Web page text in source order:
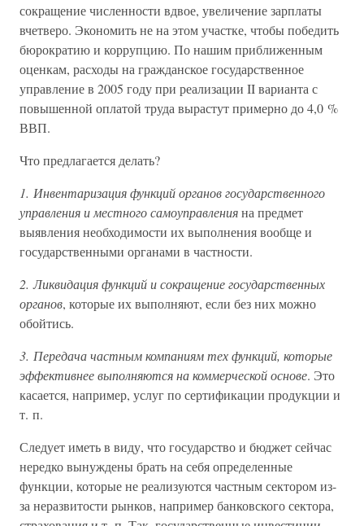
сокращение численности вдвое, увеличение зарплаты
вчетверо. Экономить не на этом участке, чтобы победить
бюрократию и коррупцию. По нашим приближенным
оценкам, расходы на гражданское государственное
управление в 2005 году при реализации II варианта с
повышенной оплатой труда вырастут примерно до 4,0 %
ВВП.
Что предлагается делать?
1. Инвентаризация функций органов государственного
управления и местного самоуправленияна предмет
выявления необходимости их выполнения вообще и
государственными органами в частности.
2. Ликвидация функций и сокращение государственных
органов, которые их выполняют, если без них можно
обойтись.
3. Передача частным компаниям тех функций, которые
эффективнее выполняются на коммерческой основе. Это
касается, например, услуг по сертификации продукции и
т. п.
Следует иметь в виду, что государство и бюджет сейчас
нередко вынуждены брать на себя определенные
функции, которые не реализуются частным сектором из-
за неразвитости рынков, например банковского сектора,